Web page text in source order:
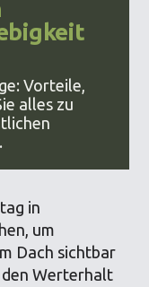
Vorteile,
alles zu
in
um
Dach sichtbar
Werterhalt